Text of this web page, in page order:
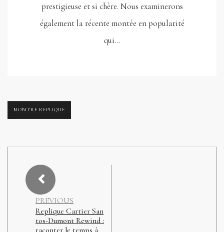
prestigieuse et si chère. Nous examinerons
également la récente montée en popularité
qui…
MONTRE REPLIQUE
PREVIOUS
Replique Cartier San
tos-Dumont Rewind :
raconter le temps à